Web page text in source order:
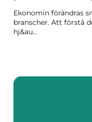
Ekonomin förändras
branscher. Att förstå
hj&au...